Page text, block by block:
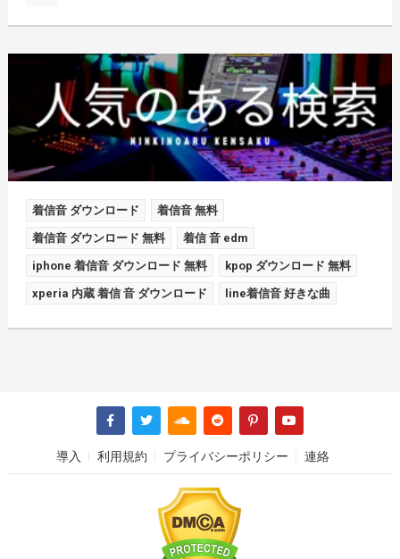
着信音 ダウンロード 着信音 無料
着信音 ダウンロード 無料 着信 音 edm
iphone 着信音 ダウンロード 無料 kpop ダウンロード 無料
xperia 内蔵 着信 音 ダウンロード line着信音 好きな曲
導入 利用規約 プライバシーポリシー 連絡